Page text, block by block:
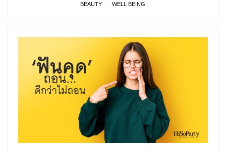
BEAUTY WELL BEING